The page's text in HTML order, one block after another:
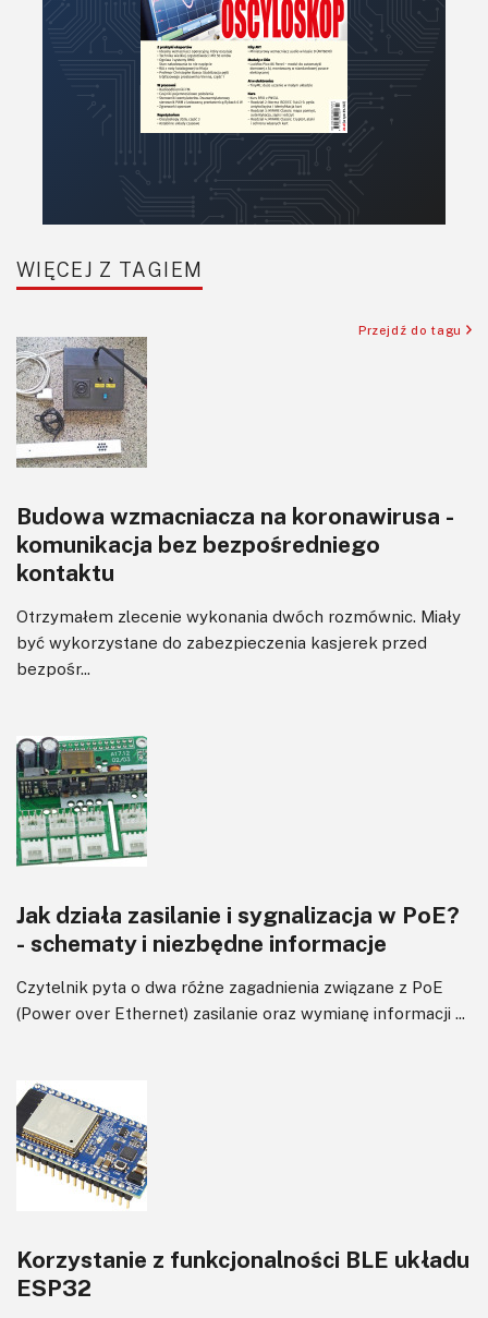
Półprzewodniki
Pomiary i testy
Projektowanie
Sensory
Software
Sterowanie
Transformatory
Tranzystory
Wzmacniacze
Zasilanie
WIĘCEJ Z TAGIEM
Przejdź do tagu
Budowa wzmacniacza na koronawirusa -
komunikacja bez bezpośredniego
kontaktu
Otrzymałem zlecenie wykonania dwóch rozmównic. Miały
być wykorzystane do zabezpieczenia kasjerek przed
bezpośr...
Jak działa zasilanie i sygnalizacja w PoE?
- schematy i niezbędne informacje
Czytelnik pyta o dwa różne zagadnienia związane z PoE
(Power over Ethernet) zasilanie oraz wymianę informacji ...
Korzystanie z funkcjonalności BLE układu
ESP32